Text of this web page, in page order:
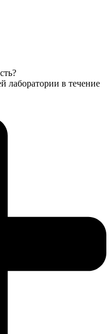
лаборатории в течение